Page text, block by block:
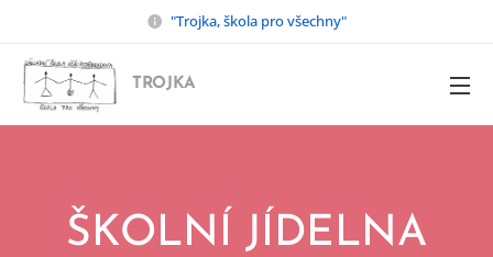
"Trojka, škola pro všechny"
TROJKA
ŠKOLNÍ JÍDELNA